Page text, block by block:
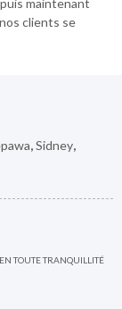
maintenant
clients se
,Sidney,
EN TOUTE TRANQUILLITÉ